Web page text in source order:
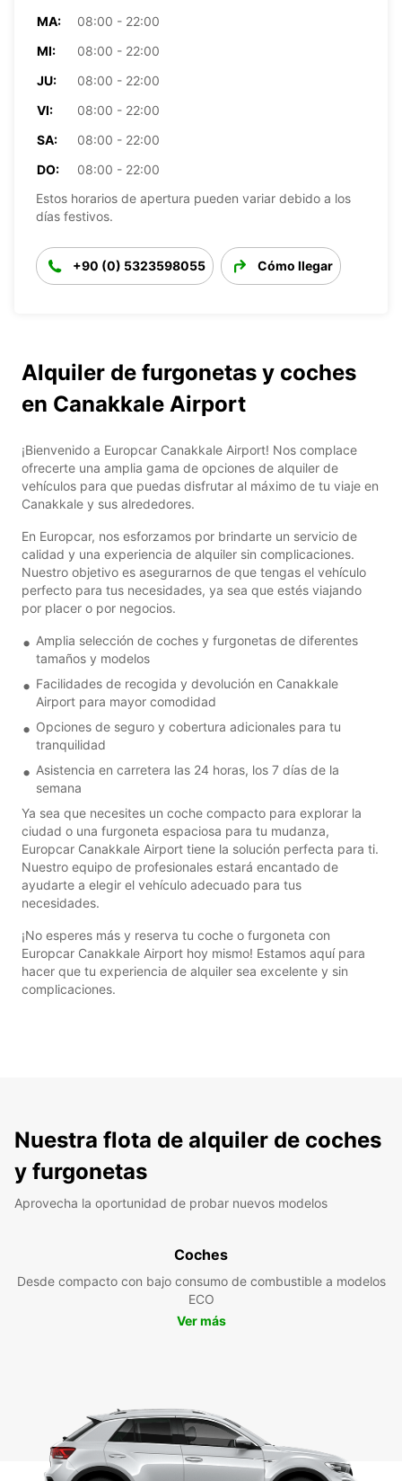
MA:
08:00 - 22:00
MI:
08:00 - 22:00
JU:
08:00 - 22:00
VI:
08:00 - 22:00
SA:
08:00 - 22:00
DO:
08:00 - 22:00
Estos horarios de apertura pueden variar debido a los
días festivos.
+90 (0) 5323598055 Cómo llegar
Alquiler de furgonetas y coches
en Canakkale Airport
¡Bienvenido a Europcar Canakkale Airport! Nos complace
ofrecerte una amplia gama de opciones de alquiler de
vehículos para que puedas disfrutar al máximo de tu viaje en
Canakkale y sus alrededores.
En Europcar, nos esforzamos por brindarte un servicio de
calidad y una experiencia de alquiler sin complicaciones.
Nuestro objetivo es asegurarnos de que tengas el vehículo
perfecto para tus necesidades, ya sea que estés viajando
por placer o por negocios.
Amplia selección de coches y furgonetas de diferentes
tamaños y modelos
Facilidades de recogida y devolución en Canakkale
Airport para mayor comodidad
Opciones de seguro y cobertura adicionales para tu
tranquilidad
Asistencia en carretera las 24 horas, los 7 días de la
semana
Ya sea que necesites un coche compacto para explorar la
ciudad o una furgoneta espaciosa para tu mudanza,
Europcar Canakkale Airport tiene la solución perfecta para ti.
Nuestro equipo de profesionales estará encantado de
ayudarte a elegir el vehículo adecuado para tus
necesidades.
¡No esperes más y reserva tu coche o furgoneta con
Europcar Canakkale Airport hoy mismo! Estamos aquí para
hacer que tu experiencia de alquiler sea excelente y sin
complicaciones.
Nuestra flota de alquiler de coches
y furgonetas
Aprovecha la oportunidad de probar nuevos modelos
Coches
Desde compacto con bajo consumo de combustible a modelos
ECO
Ver más